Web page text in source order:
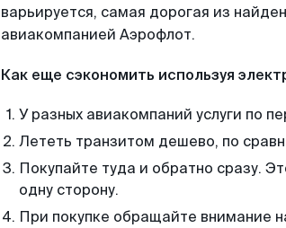
варьируется, самая дорогая из
авиакомпанией Аэрофлот.
Как еще сэкономить используя
У разных авиакомпаний услуги по
Лететь транзитом дешево, по
Покупайте туда и обратно сразу.
одну сторону.
При покупке обращайте внимание